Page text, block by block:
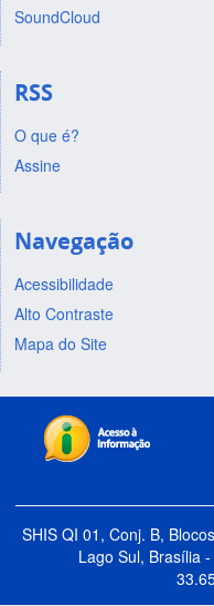
SoundCloud
RSS
O que é?
Assine
Navegação
Acessibilidade
Alto Contraste
Mapa do Site
SHIS QI 01, Conj. B,
Lago Sul, Brasília